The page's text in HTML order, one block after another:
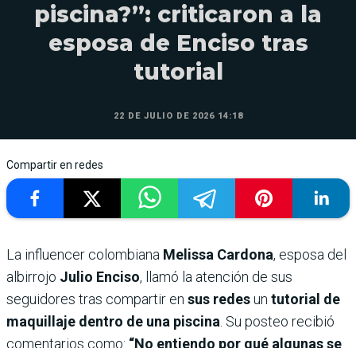
piscina?”: criticaron a la
esposa de Enciso tras
tutorial
22 DE JULIO DE 2026 14:18
Compartir en redes
La influencer colombiana Melissa Cardona, esposa del
albirrojo Julio Enciso, llamó la atención de sus
seguidores tras compartir en sus redesun tutorial de
maquillaje dentro de una piscina . Su posteo recibió
comentarios como: “No entiendo por qué algunas se